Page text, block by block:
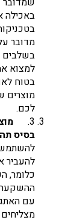
באכילה
מדובר
בשלבים
למצוא
בטוח
מוצרים
לכם.
3. ‏
בסיס
להשתמש
להעביר
כלומר,
עם